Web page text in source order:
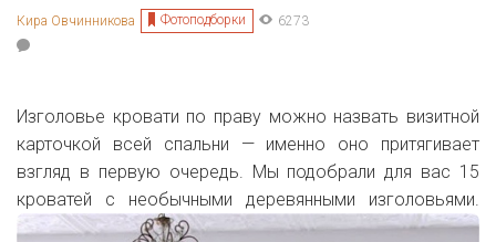
Кира Овчинникова Фотоподборки 6273
Изголовье кровати по праву можно назвать визитной
карточкой всей спальни — именно оно притягивает
взгляд в первую очередь. Мы подобрали для вас 15
кроватей с необычными деревянными изголовьями.